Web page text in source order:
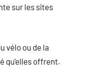
sur les sites
vélo ou de la
qu’elles offrent.